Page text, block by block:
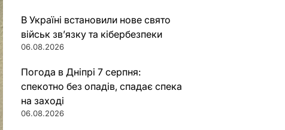
В Україні встановили нове свято
військ зв’язку та кібербезпеки
06.08.2026
Погода в Дніпрі 7 серпня:
спекотно без опадів, спадає спека
на заході
06.08.2026